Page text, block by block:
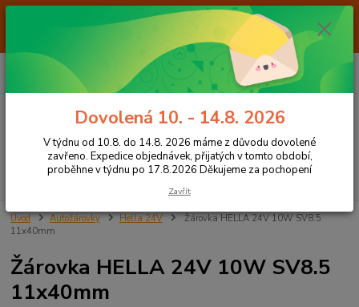
Od 7.8. do 14.8. 2026 máme z důvodu dovolené ZAVŘENO. Expedice
objednávek, přijatých v tomto období, proběhne v týdnu po 17.8.2026
Děkujeme za pochopení
CZK
Hledat
+420 605 283 713
za0,00 Kč
Úvod Autožárovky Hella 24V
Žárovka HELLA 24V 10W SV8.5
11x40mm
Žárovka HELLA 24V 10W SV8.5
11x40mm
Dovolená 10. - 14.8. 2026
V týdnu od 10.8. do 14.8. 2026 máme z důvodu dovolené
zavřeno. Expedice objednávek, přijatých v tomto období,
proběhne v týdnu po 17.8.2026 Děkujeme za pochopení
Zavřít